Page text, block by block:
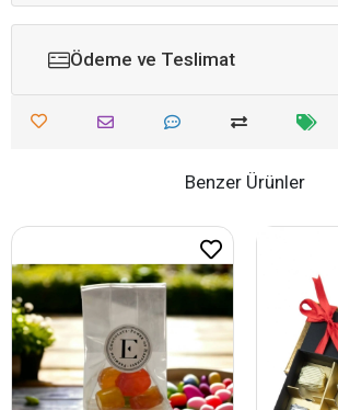
Ödeme ve Teslimat
Benzer Ürünler